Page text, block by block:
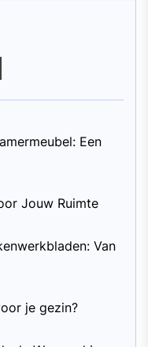
Een
Jouw Ruimte
Van
je gezin?